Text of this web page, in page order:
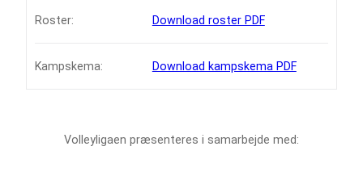
Roster: Download roster PDF
Kampskema: Download kampskema PDF
Volleyligaen præsenteres i samarbejde med: